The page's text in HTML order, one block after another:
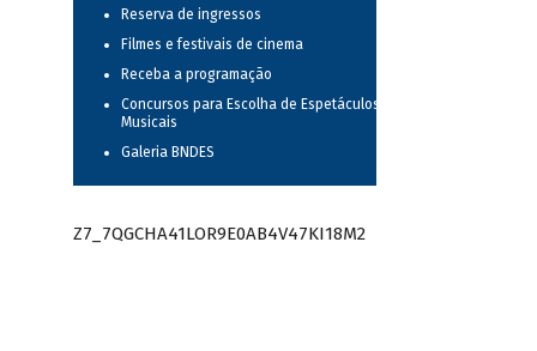
Reserva de ingressos
Filmes e festivais de cinema
Receba a programação
Concursos para Escolha de Espetáculos
Musicais
Galeria BNDES
Z7_7QGCHA41LOR9E0AB4V47KI18M2